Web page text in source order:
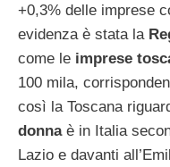
+0,3% delle imprese
evidenza è stata la
come le imprese
100 mila,
così la Toscana
donnaè in Italia
Lazio e davanti